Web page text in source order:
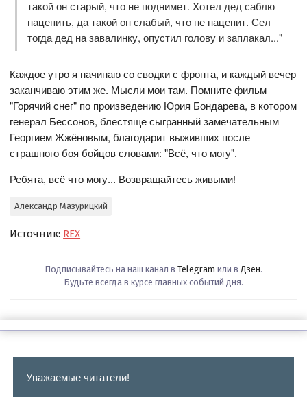
такой он старый, что не поднимет. Хотел дед саблю
нацепить, да такой он слабый, что не нацепит. Сел
тогда дед на завалинку, опустил голову и заплакал..."
Каждое утро я начинаю со сводки с фронта, и каждый вечер
заканчиваю этим же. Мысли мои там. Помните фильм
"Горячий снег" по произведению Юрия Бондарева, в котором
генерал Бессонов, блестяще сыгранный замечательным
Георгием Жжёновым, благодарит выживших после
страшного боя бойцов словами: "Всё, что могу".
Ребята, всё что могу... Возвращайтесь живыми!
Александр Мазурицкий
Источник: REX
Подписывайтесь на наш канал в Telegram или в Дзен.
Будьте всегда в курсе главных событий дня.
Уважаемые читатели!